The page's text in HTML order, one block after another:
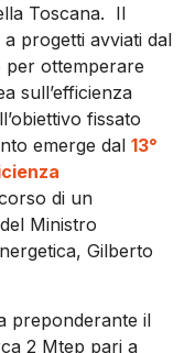
Toscana. Il
progetti avviati dal
per ottemperare
sull’efficienza
fissato
emerge dal 13°
di un
Ministro
Gilberto
preponderante il
2 Mtep pari a